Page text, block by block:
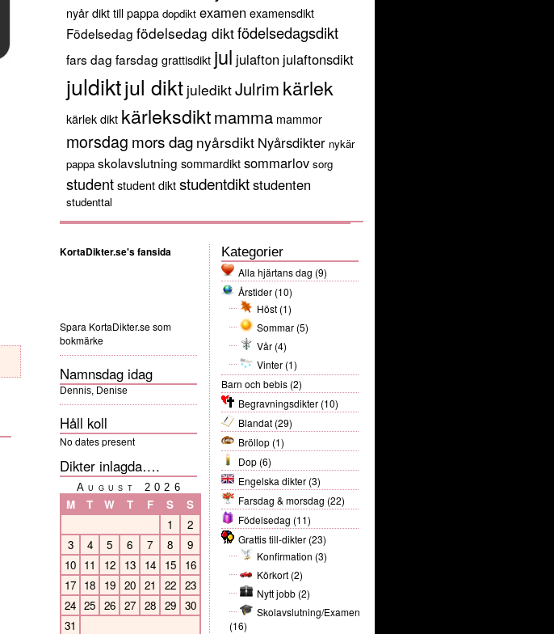
nyårdikt till pappa dopdikt examen examensdikt
Födelsedag födelsedag diktfödelsedagsdikt
fars dag farsdag grattisdikt jul julafton julaftonsdikt
juldiktjul dikt julediktJulrim kärlek
kärlek dikt kärleksdiktmamma mammor
morsdag mors dag nyårsdikt Nyårsdikter nykär
pappa skolavslutning sommardiktsommarlov sorg
studentstudent diktstudentdiktstudenten
studenttal
Kategorier
Alla hjärtans dag (9)
Årstider (10)
Höst (1)
Sommar (5)
Vår (4)
Vinter (1)
Barn och bebis (2)
Begravningsdikter (10)
Blandat (29)
Bröllop (1)
Dop (6)
Engelska dikter (3)
Farsdag & morsdag (22)
Födelsedag (11)
Grattis till-dikter (23)
Konfirmation (3)
Körkort (2)
Nytt jobb (2)
Skolavslutning/Examen
(16)
KortaDikter.se's fansida
Spara KortaDikter.se som
bokmärke
Namnsdag idag
Dennis, Denise
Håll koll
No dates present
Dikter inlagda….
August 2026
M T W T F S S
1
2
3
4 5 6 7 8
9
10 11 12 13 14 15
16
17 18 19 20 21 22
23
24 25 26 27 28 29
30
31